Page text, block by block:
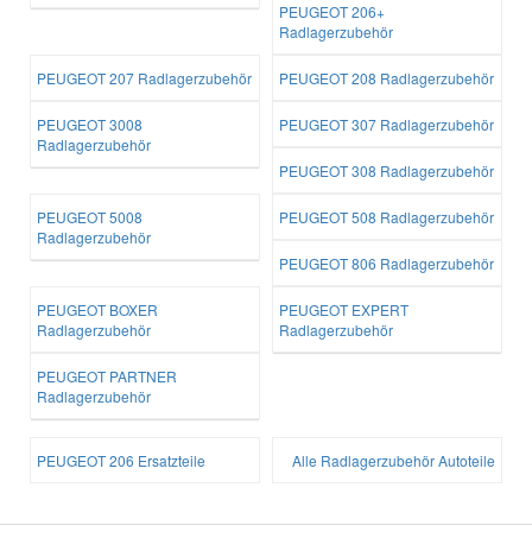
PEUGEOT 206+
Radlagerzubehör
PEUGEOT 207 Radlagerzubehör PEUGEOT 208 Radlagerzubehör
PEUGEOT 3008
Radlagerzubehör
PEUGEOT 307 Radlagerzubehör
PEUGEOT 308 Radlagerzubehör
PEUGEOT 5008
Radlagerzubehör
PEUGEOT 508 Radlagerzubehör
PEUGEOT 806 Radlagerzubehör
PEUGEOT BOXER
Radlagerzubehör
PEUGEOT EXPERT
Radlagerzubehör
PEUGEOT PARTNER
Radlagerzubehör
PEUGEOT 206 Ersatzteile Alle Radlagerzubehör Autoteile